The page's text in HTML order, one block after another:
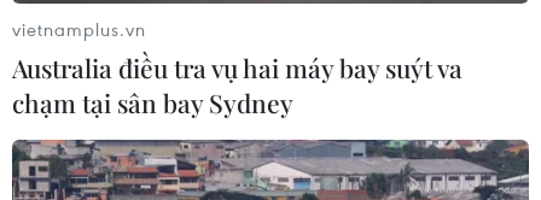
điểm chuẩn xét tuyển năm 2026
09/08/2026 06:25
Giáo dục trước thềm năm học mới:
Tái cấu trúc mạng lưới, đổi mới tư
vietnamplus.vn
Australia điều tra vụ hai máy bay suýt va
chạm tại sân bay Sydney